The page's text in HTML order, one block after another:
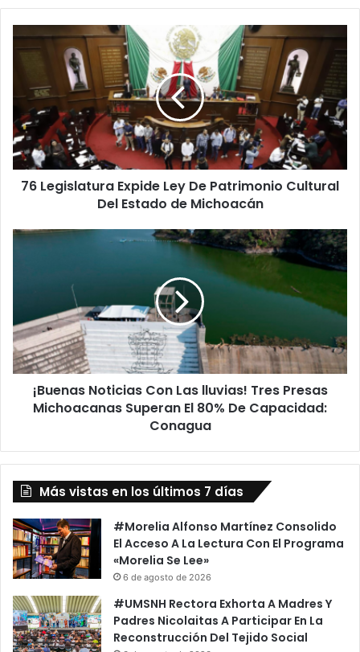
Legislatura
De
Patrimonio
Cultural
Del
Estado
de76 Legislatura Expide Ley De Patrimonio Cultural
Del Estado de Michoacán
¡Buenas
Tres
Presas
Michoacanas
Superan
Conagua
¡Buenas Noticias Con Las lluvias! Tres Presas
Michoacanas Superan El 80% De Capacidad:
Conagua
Más vistas en los últimos 7 días
#Morelia Alfonso Martínez Consolido
El Acceso A La Lectura Con El Programa
«Morelia Se Lee»
6 de agosto de 2026
#UMSNH Rectora Exhorta A Madres Y
Padres Nicolaitas A Participar En La
Reconstrucción Del Tejido Social